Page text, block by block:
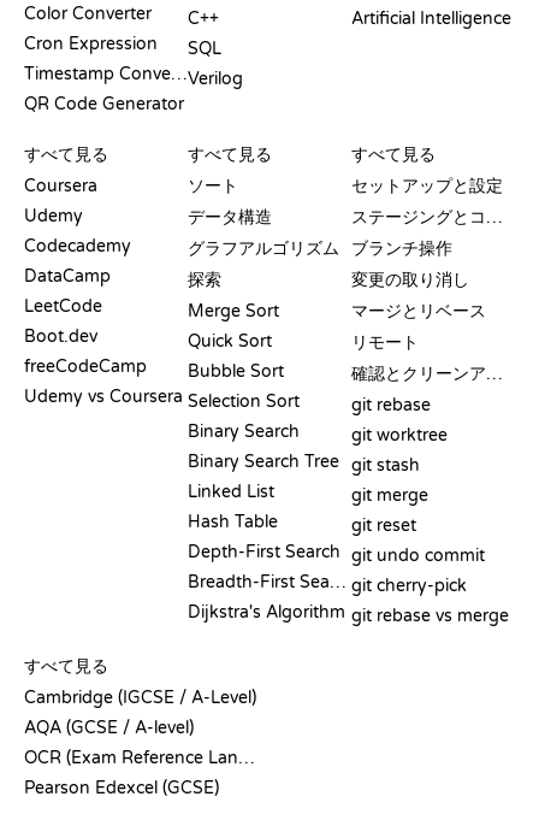
Color Converter
Cron Expression
Timestamp Converter
QR Code Generator
C++
SQL
Verilog
Artificial Intelligence
すべて見る
Coursera
Udemy
Codecademy
DataCamp
LeetCode
Boot.dev
freeCodeCamp
Udemy vs Coursera
すべて見る
ソート
データ構造
グラフアルゴリズム
探索
Merge Sort
Quick Sort
Bubble Sort
Selection Sort
Binary Search
Binary Search Tree
Linked List
Hash Table
Depth-First Search
Breadth-First Search
Dijkstra's Algorithm
すべて見る
セットアップと設定
ステージングとコミット
ブランチ操作
変更の取り消し
マージとリベース
リモート
確認とクリーンアップ
git rebase
git worktree
git stash
git merge
git reset
git undo commit
git cherry-pick
git rebase vs merge
すべて見る
Cambridge (IGCSE / A-Level)
AQA (GCSE / A-level)
OCR (Exam Reference Language)
Pearson Edexcel (GCSE)